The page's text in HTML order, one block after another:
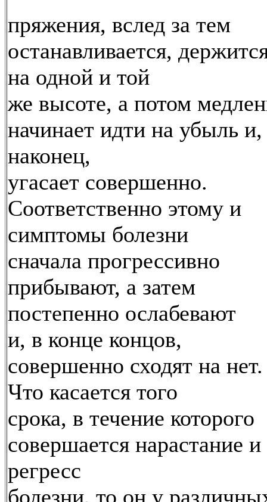
пряжения, вслед за тем
останавливается,
на одной и той
же высоте, а потом
начинает идти на убыль и,
наконец,
угасает совершенно.
Соответственно этому и
симптомы болезни
сначала прогрессивно
прибывают, а затем
постепенно ослабевают
и, в конце концов,
совершенно сходят на нет.
Что касается того
срока, в течение которого
совершается нарастание и
регресс
болезни, то он у